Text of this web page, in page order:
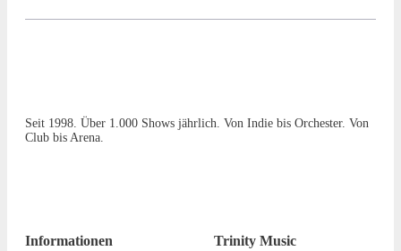
Seit 1998. Über 1.000 Shows jährlich. Von Indie bis Orchester. Von
Club bis Arena.
Informationen Trinity Music